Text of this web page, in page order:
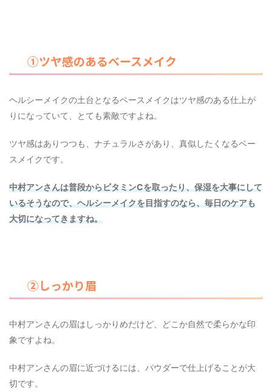
①ツヤ感のあるベースメイク
ヘルシーメイクの土台となるベースメイクはツヤ感のある仕上が
りになっていて、とても素敵ですよね。
ツヤ感はありつつも、ナチュラルさがあり、真似したくなるベー
スメイクです。
中村アンさんは普段からビタミンCを取ったり、保湿を大事にして
いるそうなので、ヘルシーメイクを目指すのなら、毎日のケアも
大切になってきますね。
②しっかり眉
中村アンさんの眉はしっかりめだけど、どこか自然で柔らかな印
象ですよね。
中村アンさんの眉に近づけるには、パウダーで仕上げることが大
切です。